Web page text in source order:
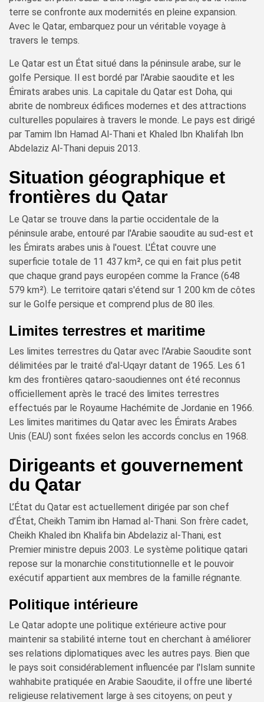
terre se confronte aux modernités en pleine expansion.
Avec le Qatar, embarquez pour un véritable voyage à
travers le temps.
Le Qatar est un État situé dans la péninsule arabe, sur le
golfe Persique. Il est bordé par l'Arabie saoudite et les
Émirats arabes unis. La capitale du Qatar est Doha, qui
abrite de nombreux édifices modernes et des attractions
culturelles populaires à travers le monde. Le pays est dirigé
par Tamim Ibn Hamad Al-Thani et Khaled Ibn Khalifah Ibn
Abdelaziz Al-Thani depuis 2013.
Situation géographique et
frontières du Qatar
Le Qatar se trouve dans la partie occidentale de la
péninsule arabe, entouré par l'Arabie saoudite au sud-est et
les Émirats arabes unis à l'ouest. L'État couvre une
superficie totale de 11 437 km², ce qui en fait plus petit
que chaque grand pays européen comme la France (648
579 km²). Le territoire qatari s'étend sur 1 200 km de côtes
sur le Golfe persique et comprend plus de 80 îles.
Limites terrestres et maritime
Les limites terrestres du Qatar avec l'Arabie Saoudite sont
délimitées par le traité d'al-Uqayr datant de 1965. Les 61
km des frontières qataro-saoudiennes ont été reconnus
officiellement après le tracé des limites terrestres
effectués par le Royaume Hachémite de Jordanie en 1966.
Les limites maritimes du Qatar avec les Émirats Arabes
Unis (EAU) sont fixées selon les accords conclus en 1968.
Dirigeants et gouvernement
du Qatar
L’État du Qatar est actuellement dirigée par son chef
d’État, Cheikh Tamim ibn Hamad al-Thani. Son frère cadet,
Cheikh Khaled ibn Khalifa bin Abdelaziz al-Thani, est
Premier ministre depuis 2003. Le système politique qatari
repose sur la monarchie constitutionnelle et le pouvoir
exécutif appartient aux membres de la famille régnante.
Politique intérieure
Le Qatar adopte une politique extérieure active pour
maintenir sa stabilité interne tout en cherchant à améliorer
ses relations diplomatiques avec les autres pays. Bien que
le pays soit considérablement influencée par l'Islam sunnite
wahhabite pratiquée en Arabie Saoudite, il offre une liberté
religieuse relativement large à ses citoyens; on peut y